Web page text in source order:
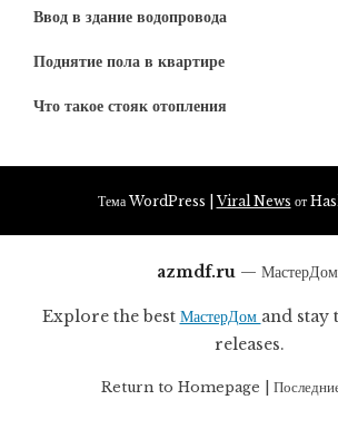
Ввод в здание водопровода
Поднятие пола в квартире
Что такое стояк отопления
Тема WordPress |Viral News от
azmdf.ru —
Explore the best МастерДом and stay
releases.
Return to Homepage